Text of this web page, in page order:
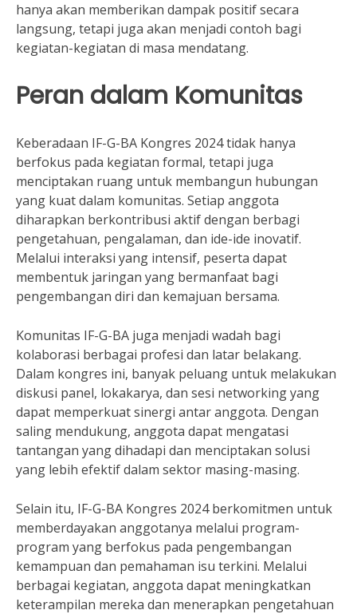
hanya akan memberikan dampak positif secara
langsung, tetapi juga akan menjadi contoh bagi
kegiatan-kegiatan di masa mendatang.
Peran dalam Komunitas
Keberadaan IF-G-BA Kongres 2024 tidak hanya
berfokus pada kegiatan formal, tetapi juga
menciptakan ruang untuk membangun hubungan
yang kuat dalam komunitas. Setiap anggota
diharapkan berkontribusi aktif dengan berbagi
pengetahuan, pengalaman, dan ide-ide inovatif.
Melalui interaksi yang intensif, peserta dapat
membentuk jaringan yang bermanfaat bagi
pengembangan diri dan kemajuan bersama.
Komunitas IF-G-BA juga menjadi wadah bagi
kolaborasi berbagai profesi dan latar belakang.
Dalam kongres ini, banyak peluang untuk melakukan
diskusi panel, lokakarya, dan sesi networking yang
dapat memperkuat sinergi antar anggota. Dengan
saling mendukung, anggota dapat mengatasi
tantangan yang dihadapi dan menciptakan solusi
yang lebih efektif dalam sektor masing-masing.
Selain itu, IF-G-BA Kongres 2024 berkomitmen untuk
memberdayakan anggotanya melalui program-
program yang berfokus pada pengembangan
kemampuan dan pemahaman isu terkini. Melalui
berbagai kegiatan, anggota dapat meningkatkan
keterampilan mereka dan menerapkan pengetahuan